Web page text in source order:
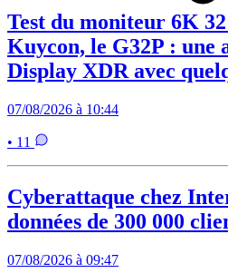
Test du moniteur 6K 32
Kuycon, le G32P : une
Display XDR avec
07/08/2026 à 10:44
• 11
Cyberattaque chez
données de 300 000
07/08/2026 à 09:47